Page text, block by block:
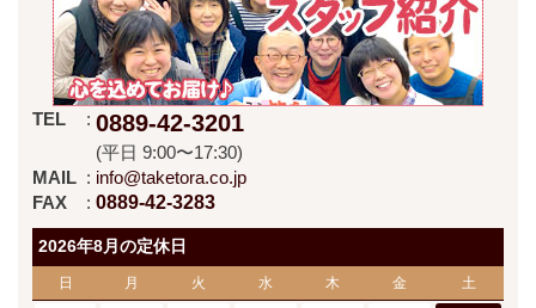
TEL 0889-42-3201
(平日 9:00〜17:30)
MAIL
info@taketora.co.jp
FAX
0889-42-3283
2026年8月の定休日
日 月 火 水 木 金 土